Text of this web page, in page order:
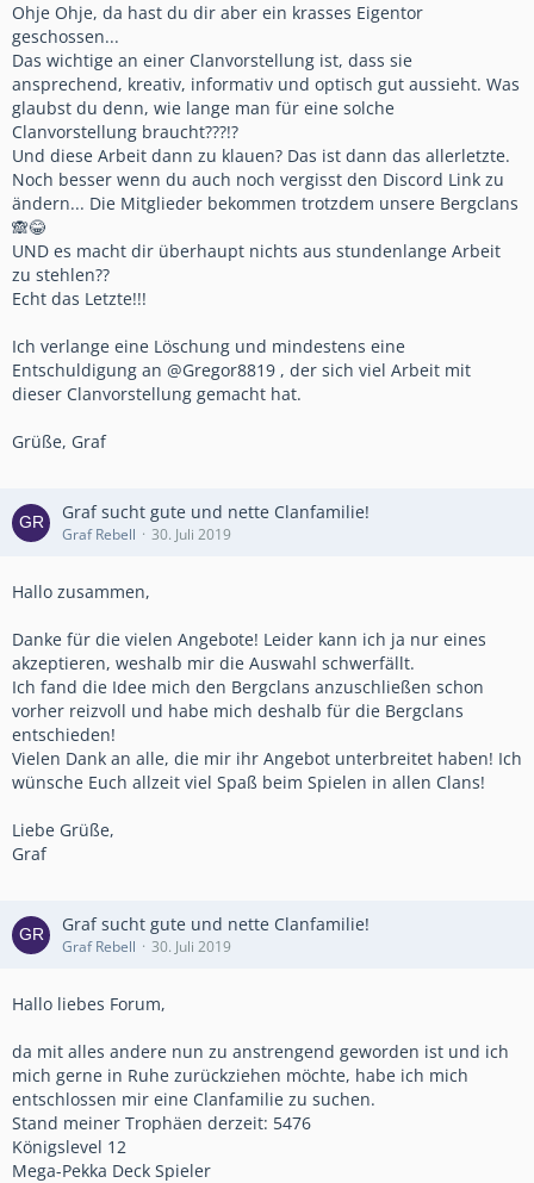
Ohje Ohje, da hast du dir aber ein krasses Eigentor
geschossen...
Das wichtige an einer Clanvorstellung ist, dass sie
ansprechend, kreativ, informativ und optisch gut aussieht. Was
glaubst du denn, wie lange man für eine solche
Clanvorstellung braucht???!?
Und diese Arbeit dann zu klauen? Das ist dann das allerletzte.
Noch besser wenn du auch noch vergisst den Discord Link zu
ändern... Die Mitglieder bekommen trotzdem unsere Bergclans
🙈😂
UND es macht dir überhaupt nichts aus stundenlange Arbeit
zu stehlen??
Echt das Letzte!!!
Ich verlange eine Löschung und mindestens eine
Entschuldigung an @Gregor8819 , der sich viel Arbeit mit
dieser Clanvorstellung gemacht hat.
Grüße, Graf
Graf sucht gute und nette Clanfamilie!
Graf Rebell 30. Juli 2019
Hallo zusammen,
Danke für die vielen Angebote! Leider kann ich ja nur eines
akzeptieren, weshalb mir die Auswahl schwerfällt.
Ich fand die Idee mich den Bergclans anzuschließen schon
vorher reizvoll und habe mich deshalb für die Bergclans
entschieden!
Vielen Dank an alle, die mir ihr Angebot unterbreitet haben! Ich
wünsche Euch allzeit viel Spaß beim Spielen in allen Clans!
Liebe Grüße,
Graf
Graf sucht gute und nette Clanfamilie!
Graf Rebell 30. Juli 2019
Hallo liebes Forum,
da mit alles andere nun zu anstrengend geworden ist und ich
mich gerne in Ruhe zurückziehen möchte, habe ich mich
entschlossen mir eine Clanfamilie zu suchen.
Stand meiner Trophäen derzeit: 5476
Königslevel 12
Mega-Pekka Deck Spieler